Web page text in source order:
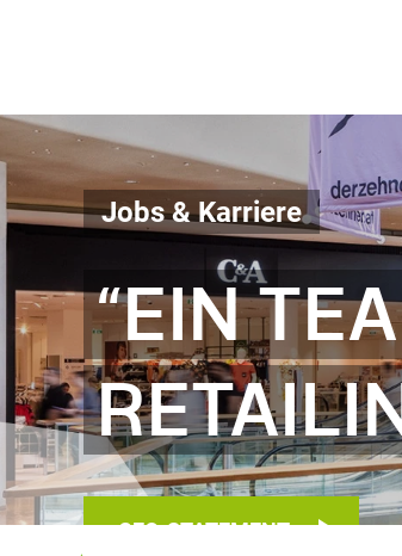
Jobs & Karriere
“EIN
CEO-STATEMENT